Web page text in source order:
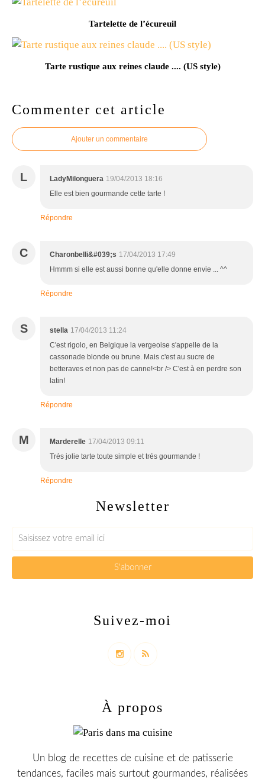
Tartelette de l’écureuil
Tarte rustique aux reines claude .... (US style)
Commenter cet article
Ajouter un commentaire
L LadyMilonguera 19/04/2013 18:16
Elle est bien gourmande cette tarte !
Répondre
C Charonbelli&#039;s 17/04/2013 17:49
Hmmm si elle est aussi bonne qu'elle donne envie ... ^^
Répondre
S stella 17/04/2013 11:24
C'est rigolo, en Belgique la vergeoise s'appelle de la
cassonade blonde ou brune. Mais c'est au sucre de
betteraves et non pas de canne!<br /> C'est à en perdre son
latin!
Répondre
M Marderelle 17/04/2013 09:11
Trés jolie tarte toute simple et trés gourmande !
Répondre
Newsletter
Suivez-moi
À propos
Un blog de recettes de cuisine et de patisserie
tendances, faciles mais surtout gourmandes, réalisées